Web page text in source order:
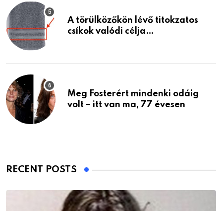
A törülközőkön lévő titokzatos
csíkok valódi célja…
Meg Fosterért mindenki odáig
volt – itt van ma, 77 évesen
RECENT POSTS